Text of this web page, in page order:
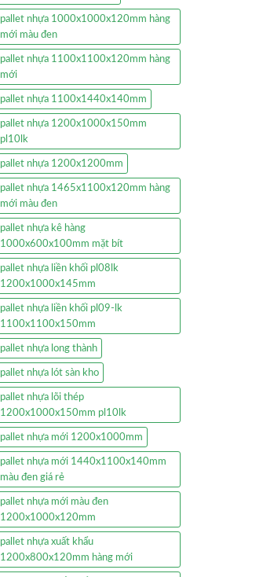
pallet nhựa 1000x1000x120mm hàng
mới màu đen
pallet nhựa 1100x1100x120mm hàng
mới
pallet nhựa 1100x1440x140mm
pallet nhựa 1200x1000x150mm
pl10lk
pallet nhựa 1200x1200mm
pallet nhựa 1465x1100x120mm hàng
mới màu đen
pallet nhựa kê hàng
1000x600x100mm mặt bít
pallet nhựa liền khối pl08lk
1200x1000x145mm
pallet nhựa liền khối pl09-lk
1100x1100x150mm
pallet nhựa long thành
pallet nhựa lót sàn kho
pallet nhựa lõi thép
1200x1000x150mm pl10lk
pallet nhựa mới 1200x1000mm
pallet nhựa mới 1440x1100x140mm
màu đen giá rẻ
pallet nhựa mới màu đen
1200x1000x120mm
pallet nhựa xuất khẩu
1200x800x120mm hàng mới